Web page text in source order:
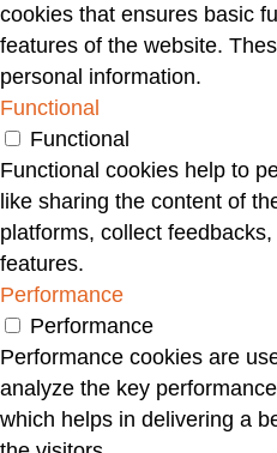
cookies that ensures basic
features of the website.
personal information.
Functional
Functional
Functional cookies help to
like sharing the content of
platforms, collect
features.
Performance
Performance
Performance cookies are
analyze the key
which helps in delivering a